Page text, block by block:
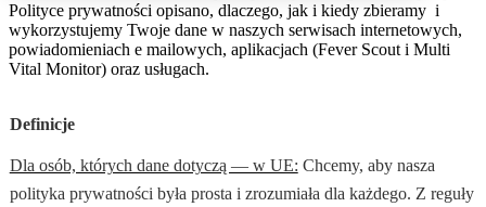
Polityce prywatności opisano, dlaczego, jak i kiedy zbieramy i
wykorzystujemy Twoje dane w naszych serwisach internetowych,
powiadomieniach e mailowych, aplikacjach (Fever Scout i Multi
Vital Monitor) oraz usługach.
Definicje
Dla osób, których dane dotyczą — w UE: Chcemy, aby nasza
polityka prywatności była prosta i zrozumiała dla każdego. Z reguły